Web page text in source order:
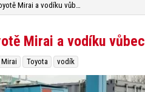
8 mýtů o vodíkové Toyotě Mirai a vodíku vůbec
Mirai a vodíku vůbec
Mirai Toyota vodík